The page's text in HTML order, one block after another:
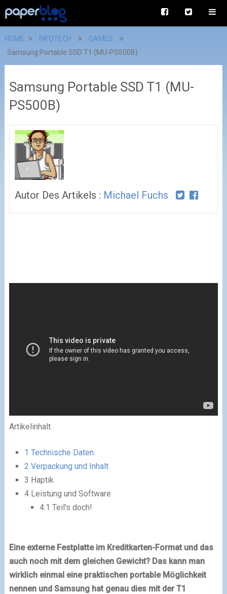
HOME INFOTECH
GAMES
Samsung Portable SSD T1 (MU-PS500B)
Samsung Portable SSD T1 (MU-
PS500B)
Autor Des Artikels : Michael Fuchs
Artikelinhalt
1 Technische Daten
2 Verpackung und Inhalt
3 Haptik
4Leistung und Software
4.1 Teil's doch!
Eine externe Festplatte im Kreditkarten-Format und das
auch noch mit dem gleichen Gewicht? Das kann man
wirklich einmal eine praktischen portable Möglichkeit
nennen und Samsung hat genau dies mit der T1